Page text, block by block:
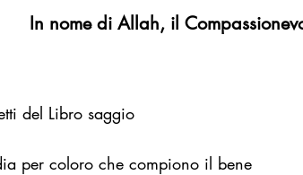
In nome di Allah, il
del Libro saggio
per coloro che compiono il bene